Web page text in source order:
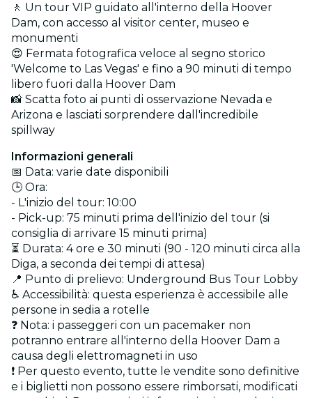
🚶 Un tour VIP guidato all'interno della Hoover
Dam, con accesso al visitor center, museo e
monumenti
😍 Fermata fotografica veloce al segno storico
'Welcome to Las Vegas' e fino a 90 minuti di tempo
libero fuori dalla Hoover Dam
📸 Scatta foto ai punti di osservazione Nevada e
Arizona e lasciati sorprendere dall'incredibile
spillway
Informazioni generali
📅 Data: varie date disponibili
🕒 Ora:
- L'inizio del tour: 10:00
- Pick-up: 75 minuti prima dell'inizio del tour (si
consiglia di arrivare 15 minuti prima)
⏳ Durata: 4 ore e 30 minuti (90 - 120 minuti circa alla
Diga, a seconda dei tempi di attesa)
📍 Punto di prelievo: Underground Bus Tour Lobby
♿ Accessibilità: questa esperienza è accessibile alle
persone in sedia a rotelle
❓ Nota: i passeggeri con un pacemaker non
potranno entrare all'interno della Hoover Dam a
causa degli elettromagneti in uso
❗ Per questo evento, tutte le vendite sono definitive
e i biglietti non possono essere rimborsati, modificati